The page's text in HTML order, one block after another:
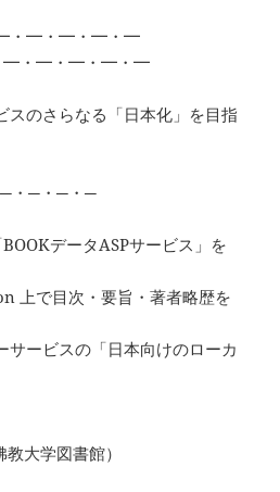
・━・━・━・━
━・━・━・━・━
スのさらなる「日本化」を目指
・─・─・─
データASPサービス」を
上で目次・要旨・著者略歴を
サービスの「日本向けのローカ
大学図書館）